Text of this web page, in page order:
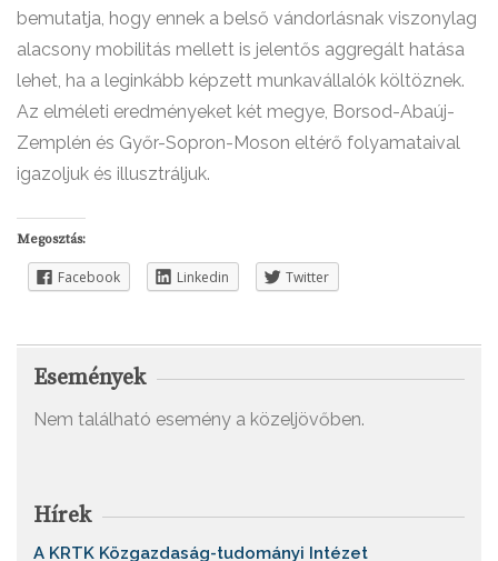
bemutatja, hogy ennek a belső vándorlásnak viszonylag
alacsony mobilitás mellett is jelentős aggregált hatása
lehet, ha a leginkább képzett munkavállalók költöznek.
Az elméleti eredményeket két megye, Borsod-Abaúj-
Zemplén és Győr-Sopron-Moson eltérő folyamataival
igazoljuk és illusztráljuk.
Megosztás:
Facebook Linkedin Twitter
Események
Nem található esemény a közeljövőben.
Hírek
A KRTK Közgazdaság-tudományi Intézet